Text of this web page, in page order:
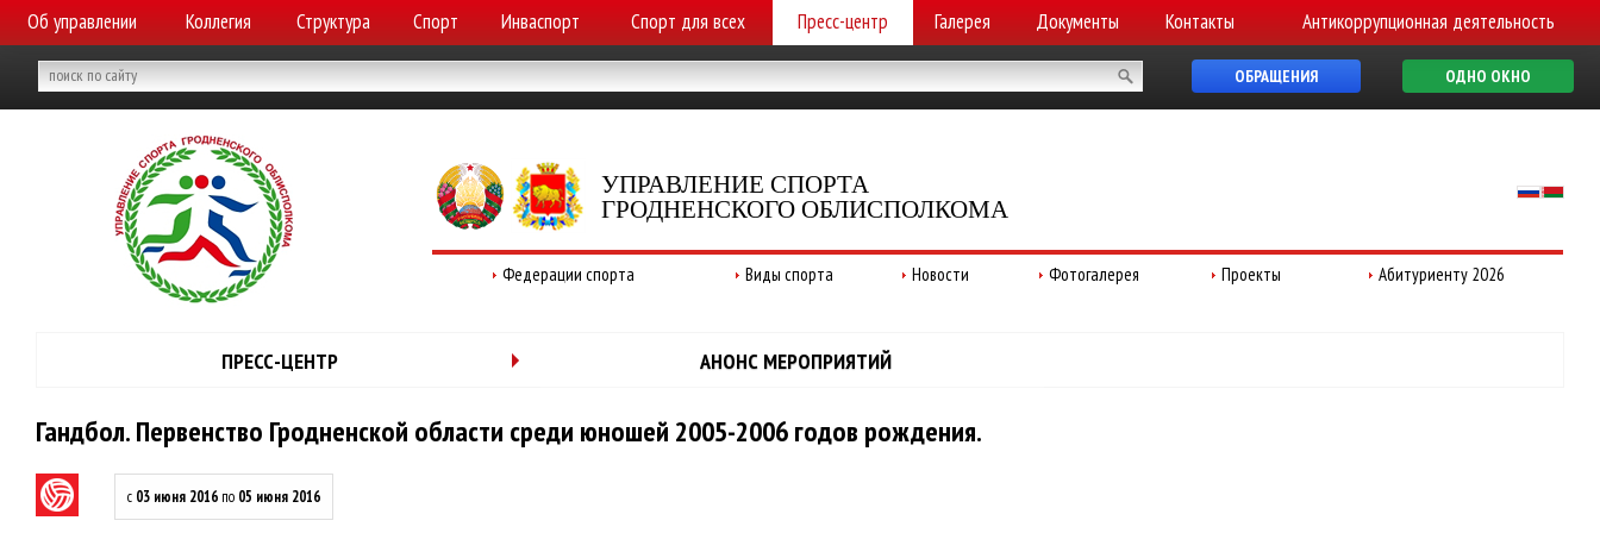
Об управлении Коллегия Структура Спорт Инваспорт Спорт для всех Пресс-центр Галерея Документы Контакты Антикоррупционная деятельность
ОБРАЩЕНИЯ ОДНО ОКНО
УПРАВЛЕНИЕ СПОРТА
ГРОДНЕНСКОГО ОБЛИСПОЛКОМА
Федерации спорта Виды спорта Новости Фотогалерея Проекты Абитуриенту 2026
ПРЕСС-ЦЕНТР АНОНС МЕРОПРИЯТИЙ
Гандбол. Первенство Гродненской области среди юношей 2005-2006 годов рождения.
с 03 июня 2016 по 05 июня 2016